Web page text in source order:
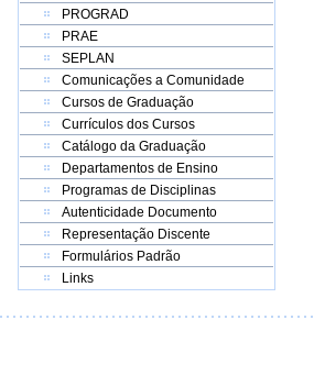
PROGRAD
PRAE
SEPLAN
Comunicações a Comunidade
Cursos de Graduação
Currículos dos Cursos
Catálogo da Graduação
Departamentos de Ensino
Programas de Disciplinas
Autenticidade Documento
Representação Discente
Formulários Padrão
Links